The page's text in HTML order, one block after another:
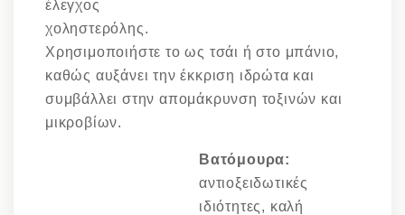
έλεγχος
χοληστερόλης.
Χρησιμοποιήστε το ως τσάι ή στο μπάνιο,
καθώς αυξάνει την έκκριση ιδρώτα και
συμβάλλει στην απομάκρυνση τοξινών και
μικροβίων.
Βατόμουρα:
αντιοξειδωτικές
ιδιότητες, καλή